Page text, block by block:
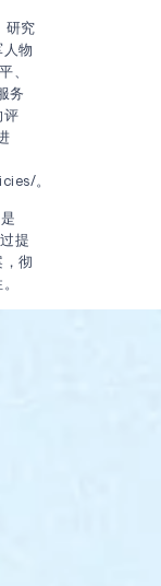
研究
物
、
务
评
。
提
彻